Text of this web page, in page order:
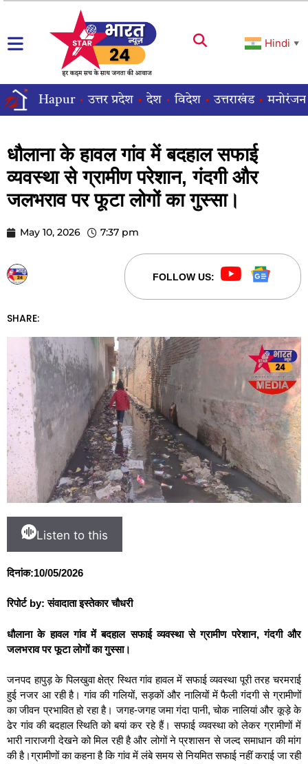
Hindi ▼
Hapur उत्तर प्रदेश देश विदेश उत्तराखंड मनोरंजन
धौलाना के हावल गांव में बदहाल सफाई
व्यवस्था से ग्रामीण परेशान, गंदगी और
जलभराव पर फूटा लोगों का गुस्सा।
May 10, 2026 7:37 pm
STARBHARATNEWS24 FOLLOW US:
SHARE:
Listen to this
दिनांक:10/05/2026
रिपोर्ट by: संवादाता इस्तेकार चौधरी
धौलाना के हावल गांव में बदहाल सफाई व्यवस्था से ग्रामीण परेशान, गंदगी और
जलभराव पर फूटा लोगों का गुस्सा।
जनपद हापुड़ के पिलखुवा क्षेत्र स्थित गांव हावल में सफाई व्यवस्था पूरी तरह चरमराई
हुई नजर आ रही है। गांव की गलियों, सड़कों और नालियों में फैली गंदगी से ग्रामीणों
का जीवन प्रभावित हो रहा है। जगह-जगह जमा गंदा पानी, चोक नालियां और कूड़े के
ढेर गांव की बदहाल स्थिति को बयां कर रहे हैं। सफाई व्यवस्था को लेकर ग्रामीणों में
भारी नाराजगी देखने को मिल रही है और लोगों ने प्रशासन से जल्द समाधान की मांग
की है।ग्रामीणों का कहना है कि गांव में लंबे समय से नियमित सफाई नहीं कराई जा रही